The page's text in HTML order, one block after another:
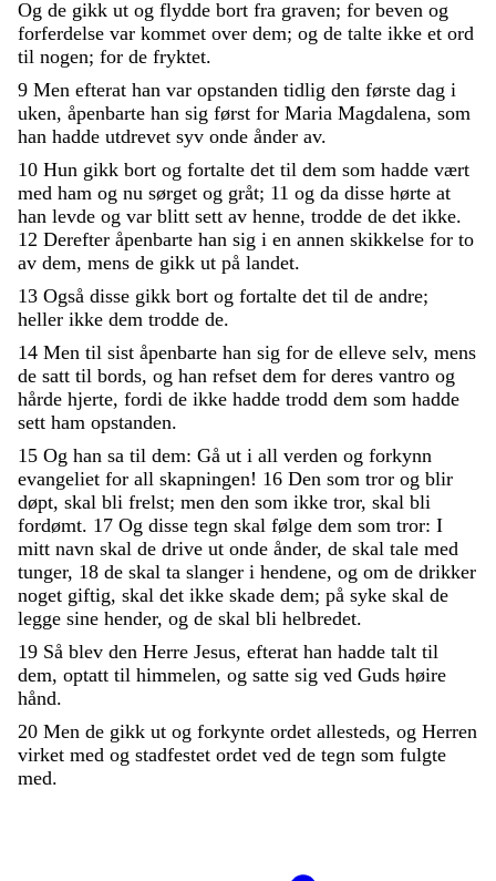
Og de gikk ut og flydde bort fra graven; for beven og
forferdelse var kommet over dem; og de talte ikke et ord
til nogen; for de fryktet.
9 Men efterat han var opstanden tidlig den første dag i
uken, åpenbarte han sig først for Maria Magdalena, som
han hadde utdrevet syv onde ånder av.
10 Hun gikk bort og fortalte det til dem som hadde vært
med ham og nu sørget og gråt; 11 og da disse hørte at
han levde og var blitt sett av henne, trodde de det ikke.
12 Derefter åpenbarte han sig i en annen skikkelse for to
av dem, mens de gikk ut på landet.
13 Også disse gikk bort og fortalte det til de andre;
heller ikke dem trodde de.
14 Men til sist åpenbarte han sig for de elleve selv, mens
de satt til bords, og han refset dem for deres vantro og
hårde hjerte, fordi de ikke hadde trodd dem som hadde
sett ham opstanden.
15 Og han sa til dem: Gå ut i all verden og forkynn
evangeliet for all skapningen! 16 Den som tror og blir
døpt, skal bli frelst; men den som ikke tror, skal bli
fordømt. 17 Og disse tegn skal følge dem som tror: I
mitt navn skal de drive ut onde ånder, de skal tale med
tunger, 18 de skal ta slanger i hendene, og om de drikker
noget giftig, skal det ikke skade dem; på syke skal de
legge sine hender, og de skal bli helbredet.
19 Så blev den Herre Jesus, efterat han hadde talt til
dem, optatt til himmelen, og satte sig ved Guds høire
hånd.
20 Men de gikk ut og forkynte ordet allesteds, og Herren
virket med og stadfestet ordet ved de tegn som fulgte
med.